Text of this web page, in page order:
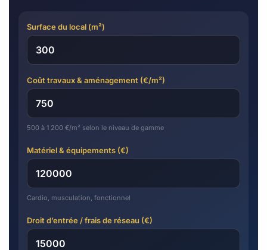
Surface du local (m²)
Coût travaux & aménagement (€/m²)
500 à 1 200 €/m² selon le niveau de gamme
Matériel & équipements (€)
Cardio, musculation, fonctionnel
Droit d’entrée / frais de réseau (€)